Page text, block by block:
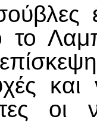
οι